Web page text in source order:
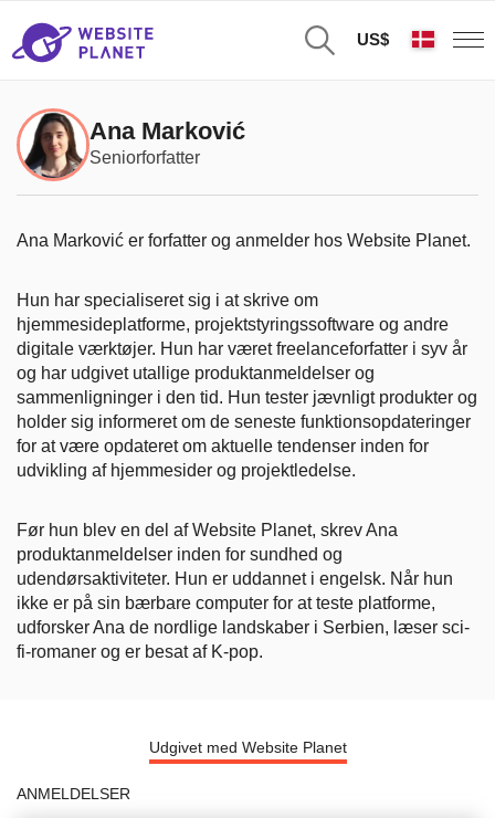
US$
Ana Marković
Seniorforfatter
Ana Marković er forfatter og anmelder hos Website Planet.
Hun har specialiseret sig i at skrive om
hjemmesideplatforme, projektstyringssoftware og andre
digitale værktøjer. Hun har været freelanceforfatter i syv år
og har udgivet utallige produktanmeldelser og
sammenligninger i den tid. Hun tester jævnligt produkter og
holder sig informeret om de seneste funktionsopdateringer
for at være opdateret om aktuelle tendenser inden for
udvikling af hjemmesider og projektledelse.
Før hun blev en del af Website Planet, skrev Ana
produktanmeldelser inden for sundhed og
udendørsaktiviteter. Hun er uddannet i engelsk. Når hun
ikke er på sin bærbare computer for at teste platforme,
udforsker Ana de nordlige landskaber i Serbien, læser sci-
fi-romaner og er besat af K-pop.
Udgivet med Website Planet
ANMELDELSER